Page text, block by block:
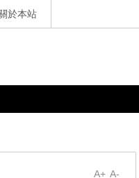
於本站
A-
A+